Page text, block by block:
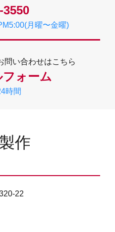
3550
月曜〜金曜)
問い合わせはこちら
フォーム
時間
作
22